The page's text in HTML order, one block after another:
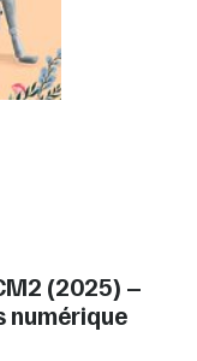
(2025) –
numérique